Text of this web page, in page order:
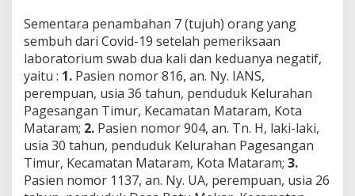
Sementara penambahan 7 (tujuh) orang yang
sembuh dari Covid-19 setelah pemeriksaan
laboratorium swab dua kali dan keduanya negatif,
yaitu : 1. Pasien nomor 816, an. Ny. IANS,
perempuan, usia 36 tahun, penduduk Kelurahan
Pagesangan Timur, Kecamatan Mataram, Kota
Mataram; 2. Pasien nomor 904, an. Tn. H, laki-laki,
usia 30 tahun, penduduk Kelurahan Pagesangan
Timur, Kecamatan Mataram, Kota Mataram; 3.
Pasien nomor 1137, an. Ny. UA, perempuan, usia 26